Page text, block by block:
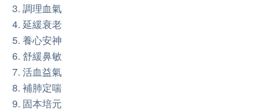
3. 調理血氣
4. 延緩衰老
5. 養心安神
6. 舒緩鼻敏
7. 活血益氣
8. 補肺定喘
9. 固本培元